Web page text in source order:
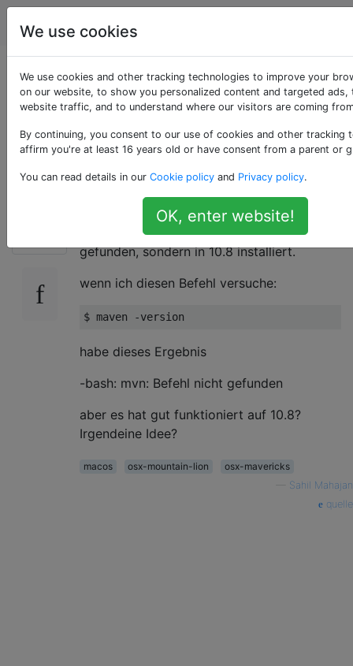
Programmierung
Maven nicht in Mac
OSX-Außenseitern
gefunden
Nach dem Upgrade meines Mac OSX 10.8 auf
10.9 wurde Maven nicht im Pfad / usr / share
gefunden, sondern in 10.8 installiert.
wenn ich diesen Befehl versuche:
habe dieses Ergebnis
-bash: mvn: Befehl nicht gefunden
aber es hat gut funktioniert auf 10.8?
Irgendeine Idee?
macos osx-mountain-lion
osx-mavericks
Sahil Mahajan
quelle
We use cookies
We use cookies and other tracking technologies to improve your
on our website, to show you personalized content and targeted ads,
website traffic, and to understand where our visitors are coming
By continuing, you consent to our use of cookies and other tracking
affirm you're at least 16 years old or have consent from a parent or
You can read details in our Cookie policy and Privacy policy.
OK, enter website!